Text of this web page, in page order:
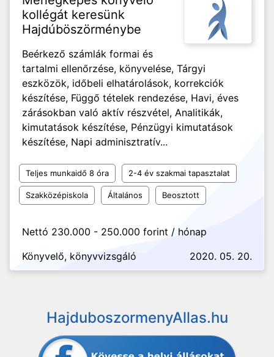
kollégát keresünk
Hajdúböszörménybe
Beérkező számlák formai és
tartalmi ellenőrzése, könyvelése, Tárgyi
eszközök, időbeli elhatárolások, korrekciók
készítése, Függő tételek rendezése, Havi, éves
zárásokban való aktív részvétel, Analitikák,
kimutatások készítése, Pénzügyi kimutatások
készítése, Napi adminisztratív...
Teljes munkaidő 8 óra 2-4 év szakmai tapasztalat
Szakközépiskola Általános Beosztott
Nettó 230.000 - 250.000 forint / hónap
Könyvelő, könyvvizsgáló
2020. 05. 20.
HajduboszormenyAllas.hu